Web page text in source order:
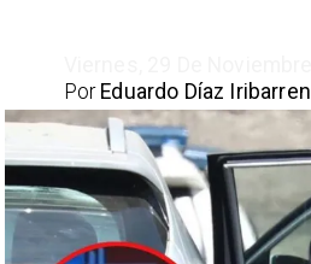
Eduardo Díaz Iribarren
Por